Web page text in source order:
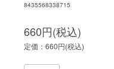
8435568338715
660円(税込)
定価：660円(税込)